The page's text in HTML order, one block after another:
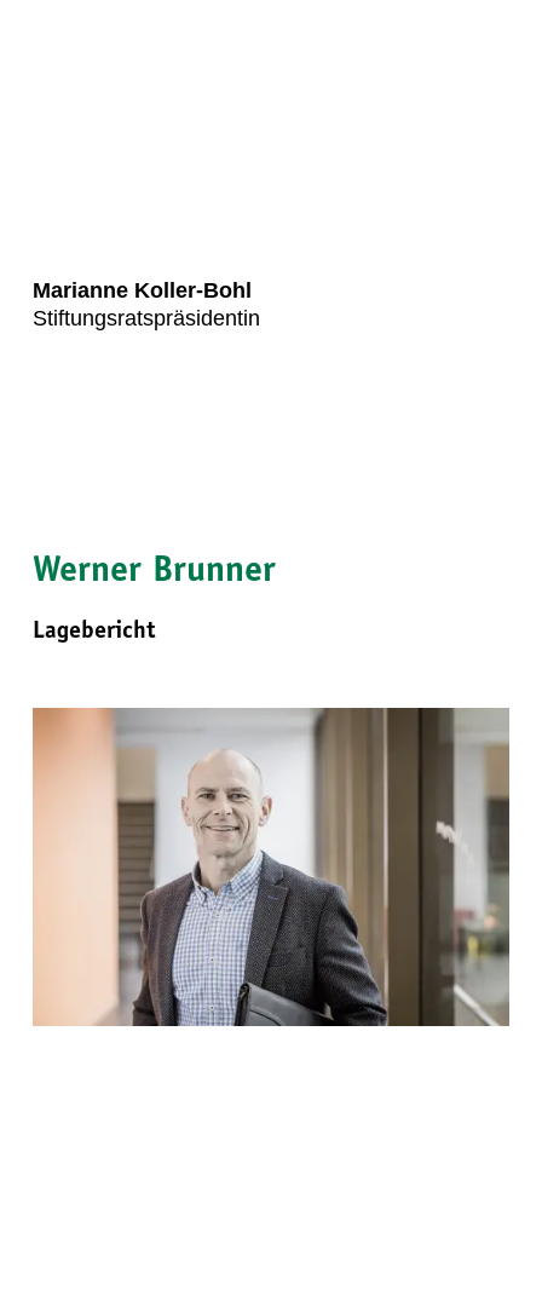
Marianne Koller-Bohl
Stiftungsratspräsidentin
Werner Brunner
Lagebericht